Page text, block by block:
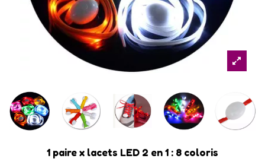
1 paire x lacets LED 2 en 1 : 8 coloris